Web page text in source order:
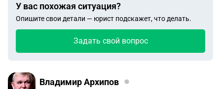
У вас похожая ситуация?
Опишите свои детали — юрист подскажет, что делать.
Задать свой вопрос
Владимир Архипов